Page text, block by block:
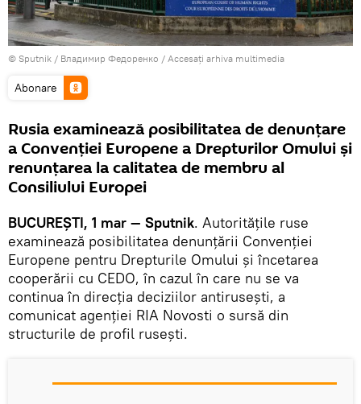
© Sputnik / Владимир Федоренко / Accesați arhiva multimedia
Abonare
Rusia examinează posibilitatea de denunțare
a Convenției Europene a Drepturilor Omului și
renunțarea la calitatea de membru al
Consiliului Europei
BUCUREȘTI, 1 mar — Sputnik. Autoritățile ruse
examinează posibilitatea denunțării Convenției
Europene pentru Drepturile Omului și încetarea
cooperării cu CEDO, în cazul în care nu se va
continua în direcția deciziilor antirusești, a
comunicat agenției RIA Novosti o sursă din
structurile de profil rusești.